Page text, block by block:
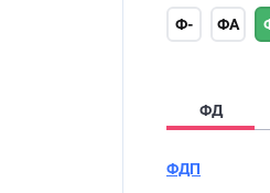
Ф- ФА
ФД
ФДП